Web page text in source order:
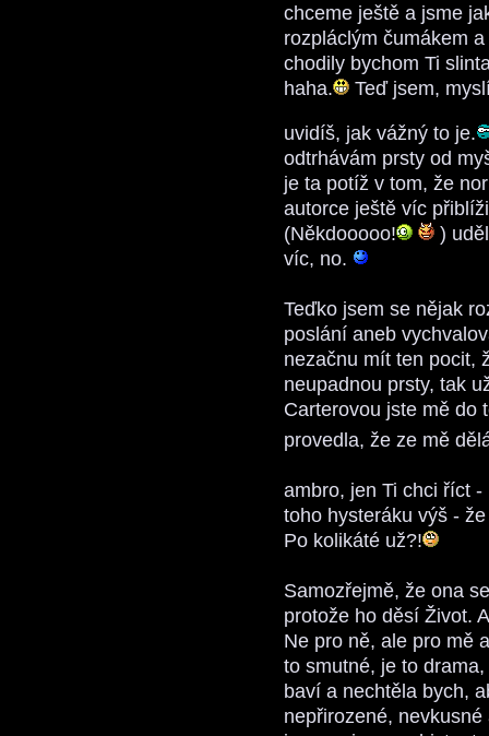
chceme ještě a jsme
rozpláclým čumákem
chodily bychom Ti
haha.
Teď jsem,
uvidíš, jak vážný to je.
odtrhávám prsty od
je ta potíž v tom, že
autorce ještě víc
(Někdooooo!
)
víc, no.
Teďko jsem se nějak
poslání aneb
nezačnu mít ten pocit,
neupadnou prsty, tak
Carterovou jste mě do
provedla, že ze mě
ambro, jen Ti chci říct
toho hysteráku výš -
Po kolikáté už?!
Samozřejmě, že ona
protože ho děsí Život.
Ne pro ně, ale pro mě
to smutné, je to
baví a nechtěla bych,
nepřirozené,